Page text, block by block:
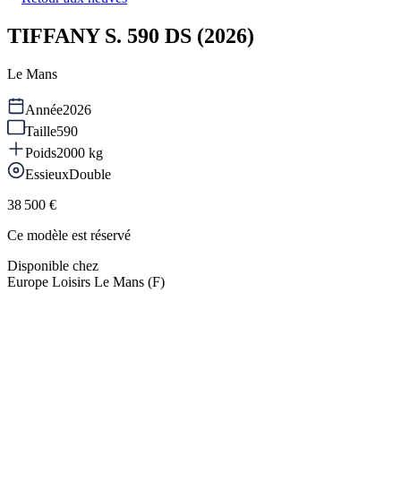
TIFFANY S. 590 DS (2026)
Le Mans
Année2026
Taille590
Poids2000 kg
EssieuxDouble
38 500 €
Ce modèle est réservé
Disponible chez
Europe Loisirs Le Mans (F)